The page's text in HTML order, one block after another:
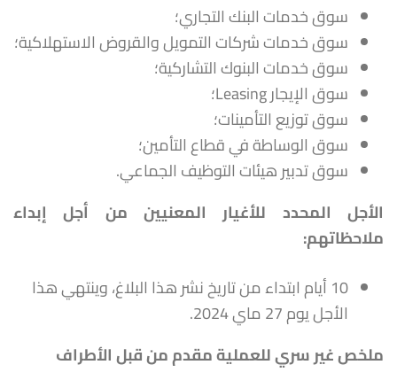
سوق خدمات البنك التجاري؛
سوق خدمات شركات التمويل والقروض الاستهلاكية؛
سوق خدمات البنوك التشاركية؛
سوق الإيجار Leasing؛
سوق توزيع التأمينات؛
سوق الوساطة في قطاع التأمين؛
سوق تدبير هيئات التوظيف الجماعي.
الأجل المحدد للأغيار المعنيين من أجل إبداء
ملاحظاتهم:
10 أيام ابتداء من تاريخ نشر هذا البلاغ، وينتهي هذا
الأجل يوم 27 ماي 2024.
ملخص غير سري للعملية مقدم من قبل الأطراف